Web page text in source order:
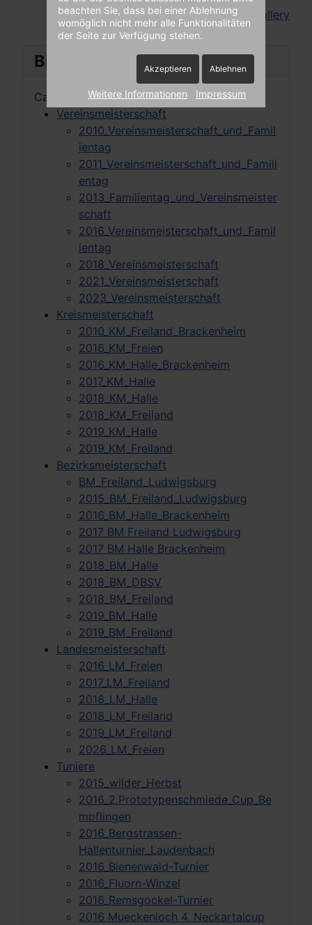
Bilder Tree
Categories
Vereinsmeisterschaft
2010_Vereinsmeisterschaft_und_Famil
ientag
2011_Vereinsmeisterschaft_und_Famili
entag
2013_Familientag_und_Vereinsmeister
schaft
2016_Vereinsmeisterschaft_und_Famil
ientag
2018_Vereinsmeisterschaft
2021_Vereinsmeisterschaft
2023_Vereinsmeisterschaft
Kreismeisterschaft
2010_KM_Freiland_Brackenheim
2016_KM_Freien
2016_KM_Halle_Brackenheim
2017_KM_Halle
2018_KM_Halle
2018_KM_Freiland
2019_KM_Halle
2019_KM_Freiland
Bezirksmeisterschaft
BM_Freiland_Ludwigsburg
2015_BM_Freiland_Ludwigsburg
2016_BM_Halle_Brackenheim
2017 BM Freiland Ludwigsburg
2017 BM Halle Brackenheim
2018_BM_Halle
2018_BM_DBSV
2018_BM_Freiland
2019_BM_Halle
2019_BM_Freiland
Landesmeisterschaft
2016_LM_Freien
2017_LM_Freiland
2018_LM_Halle
2018_LM_Freiland
2019_LM_Freiland
2026_LM_Freien
Tuniere
2015_wilder_Herbst
2016_2.Prototypenschmiede_Cup_Be
mpflingen
2016_Bergstrassen-
Hallenturnier_Laudenbach
2016_Bienenwald-Turnier
2016_Fluorn-Winzel
2016_Remsgockel-Turnier
2016 Mueckenloch 4. Neckartalcup
Powered byPhoca Gallery
beachten Sie, dass bei einer Ablehnung
womöglich nicht mehr alle Funktionalitäten
der Seite zur Verfügung stehen.
Akzeptieren Ablehnen
Weitere Informationen Impressum